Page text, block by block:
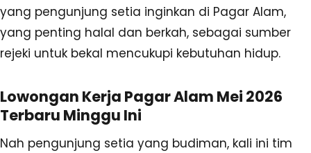
yang pengunjung setia inginkan di Pagar Alam,
yang penting halal dan berkah, sebagai sumber
rejeki untuk bekal mencukupi kebutuhan hidup.
Lowongan Kerja Pagar Alam Mei 2026
Terbaru Minggu Ini
Nah pengunjung setia yang budiman, kali ini tim